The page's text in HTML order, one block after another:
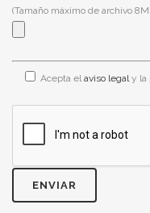
(Tamaño máximo de archivo
Acepta elaviso legaly la